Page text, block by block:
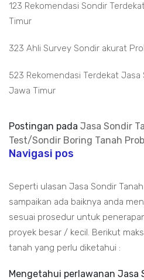
123 Rekomendasi Sondir
Timur
323 Ahli Survey Sondir akurat
523 Rekomendasi Terdekat
Jawa Timur
Postingan pada Jasa Sondir
Test/Sondir Boring Tanah
Navigasi pos
Seperti ulasan Jasa Sondir
sampaikan ada baiknya anda
sesuai prosedur untuk
proyek besar / kecil. Berikut
tanah yang perlu diketahui :
Mengetahui perlawanan Jasa